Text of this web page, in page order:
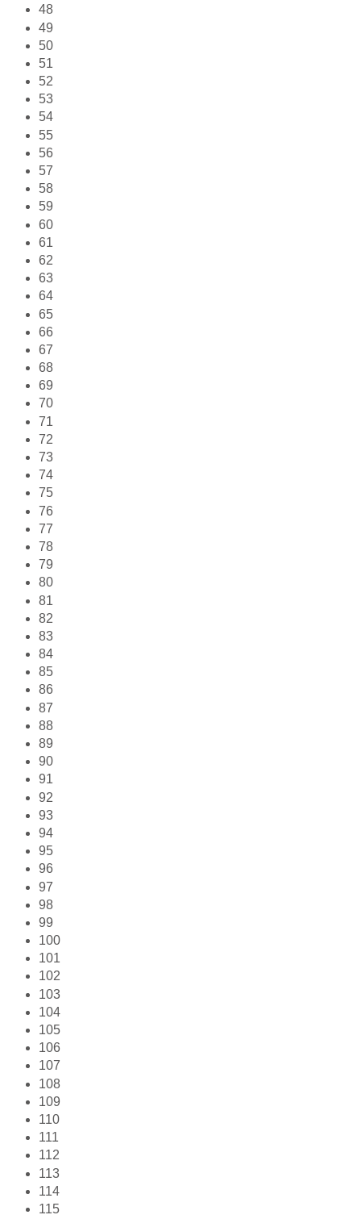
48
49
50
51
52
53
54
55
56
57
58
59
60
61
62
63
64
65
66
67
68
69
70
71
72
73
74
75
76
77
78
79
80
81
82
83
84
85
86
87
88
89
90
91
92
93
94
95
96
97
98
99
100
101
102
103
104
105
106
107
108
109
110
111
112
113
114
115